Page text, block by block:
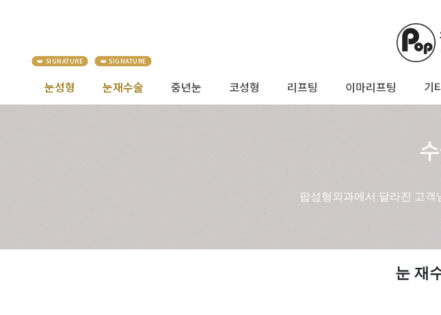
눈성형 눈재수술 중년눈 코성형 리프팅 이마리프팅 기
팝성형외과에서 달라진 고
눈 재